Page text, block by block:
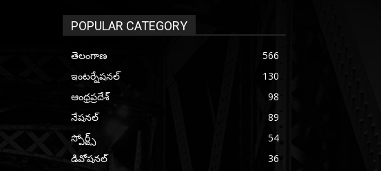
POPULAR CATEGORY
తెలంగాణ
566
ఇంటర్నేషనల్
130
ఆంధ్రప్రదేశ్
98
నేషనల్
89
స్పోర్ట్స్
54
డివోషనల్
36